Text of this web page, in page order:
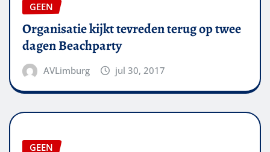
GEEN
Organisatie kijkt tevreden terug op twee
dagen Beachparty
AVLimburg jul 30, 2017
GEEN